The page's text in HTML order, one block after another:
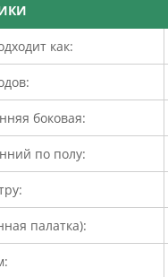
как:
боковая:
по полу:
палатка):